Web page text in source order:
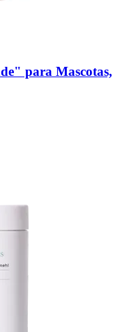
para Mascotas,